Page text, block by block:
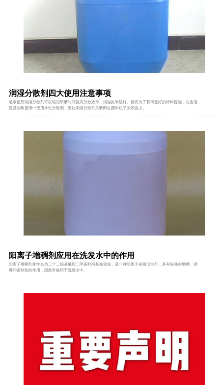
润湿分散剂四大使用注意事项
通常使用润湿分散剂可以缩短研磨时间提高分散效率，润湿效果较好。然而为了获得更好的涂料性能，在含活
性基的树脂液中使用水性分散剂，要让润湿分散剂先吸附在颜料粒子的表面上。
阳离子增稠剂应用在洗发水中的作用
阳离子增稠剂化学名为二十二烷基酰胺二甲基羟丙基氯化铵，是一种阳离子表面活性剂，具有较强的增稠、调
理和柔软性的作用，因此常被用于洗发水中。